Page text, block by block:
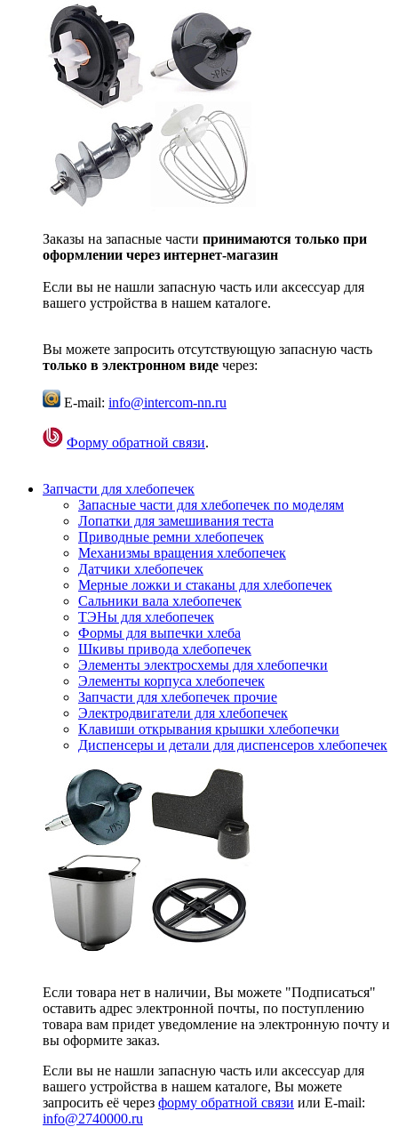
Заказы на запасные части принимаются только при
оформлении через интернет-магазин
Если вы не нашли запасную часть или аксессуар для
вашего устройства в нашем каталоге.
Вы можете запросить отсутствующую запасную часть
только в электронном виде через:
E-mail: info@intercom-nn.ru
Форму обратной связи.
Запчасти для хлебопечек
Запасные части для хлебопечек по моделям
Лопатки для замешивания теста
Приводные ремни хлебопечек
Механизмы вращения хлебопечек
Датчики хлебопечек
Мерные ложки и стаканы для хлебопечек
Сальники вала хлебопечек
ТЭНы для хлебопечек
Формы для выпечки хлеба
Шкивы привода хлебопечек
Элементы электросхемы для хлебопечки
Элементы корпуса хлебопечек
Запчасти для хлебопечек прочие
Электродвигатели для хлебопечек
Клавиши открывания крышки хлебопечки
Диспенсеры и детали для диспенсеров хлебопечек
Если товара нет в наличии, Вы можете "Подписаться"
оставить адрес электронной почты, по поступлению
товара вам придет уведомление на электронную почту и
вы оформите заказ.
Если вы не нашли запасную часть или аксессуар для
вашего устройства в нашем каталоге, Вы можете
запросить её через форму обратной связи или E-mail:
info@2740000.ru